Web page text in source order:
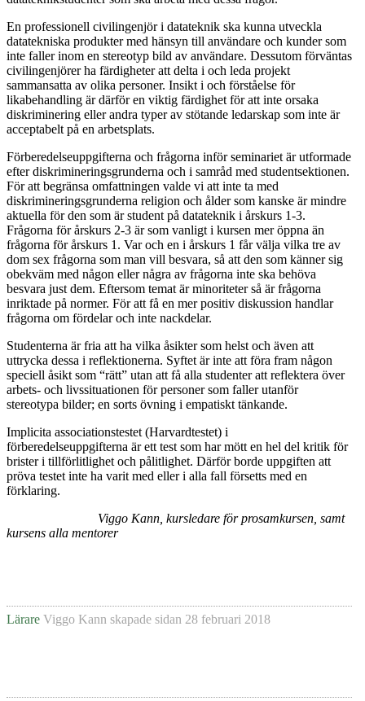
En professionell civilingenjör i datateknik ska kunna utveckla
datatekniska produkter med hänsyn till användare och kunder som
inte faller inom en stereotyp bild av användare. Dessutom förväntas
civilingenjörer ha färdigheter att delta i och leda projekt
sammansatta av olika personer. Insikt i och förståelse för
likabehandling är därför en viktig färdighet för att inte orsaka
diskriminering eller andra typer av stötande ledarskap som inte är
acceptabelt på en arbetsplats.
Förberedelseuppgifterna och frågorna inför seminariet är utformade
efter diskrimineringsgrunderna och i samråd med studentsektionen.
För att begränsa omfattningen valde vi att inte ta med
diskrimineringsgrunderna religion och ålder som kanske är mindre
aktuella för den som är student på datateknik i årskurs 1-3.
Frågorna för årskurs 2-3 är som vanligt i kursen mer öppna än
frågorna för årskurs 1. Var och en i årskurs 1 får välja vilka tre av
dom sex frågorna som man vill besvara, så att den som känner sig
obekväm med någon eller några av frågorna inte ska behöva
besvara just dem. Eftersom temat är minoriteter så är frågorna
inriktade på normer. För att få en mer positiv diskussion handlar
frågorna om fördelar och inte nackdelar.
Studenterna är fria att ha vilka åsikter som helst och även att
uttrycka dessa i reflektionerna. Syftet är inte att föra fram någon
speciell åsikt som “rätt” utan att få alla studenter att reflektera över
arbets- och livssituationen för personer som faller utanför
stereotypa bilder; en sorts övning i empatiskt tänkande.
Implicita associationstestet (Harvardtestet) i
förberedelseuppgifterna är ett test som har mött en hel del kritik för
brister i tillförlitlighet och pålitlighet. Därför borde uppgiften att
pröva testet inte ha varit med eller i alla fall försetts med en
förklaring.
Viggo Kann, kursledare för prosamkursen, samt
kursens alla mentorer
Lärare Viggo Kann skapade sidan 28 februari 2018